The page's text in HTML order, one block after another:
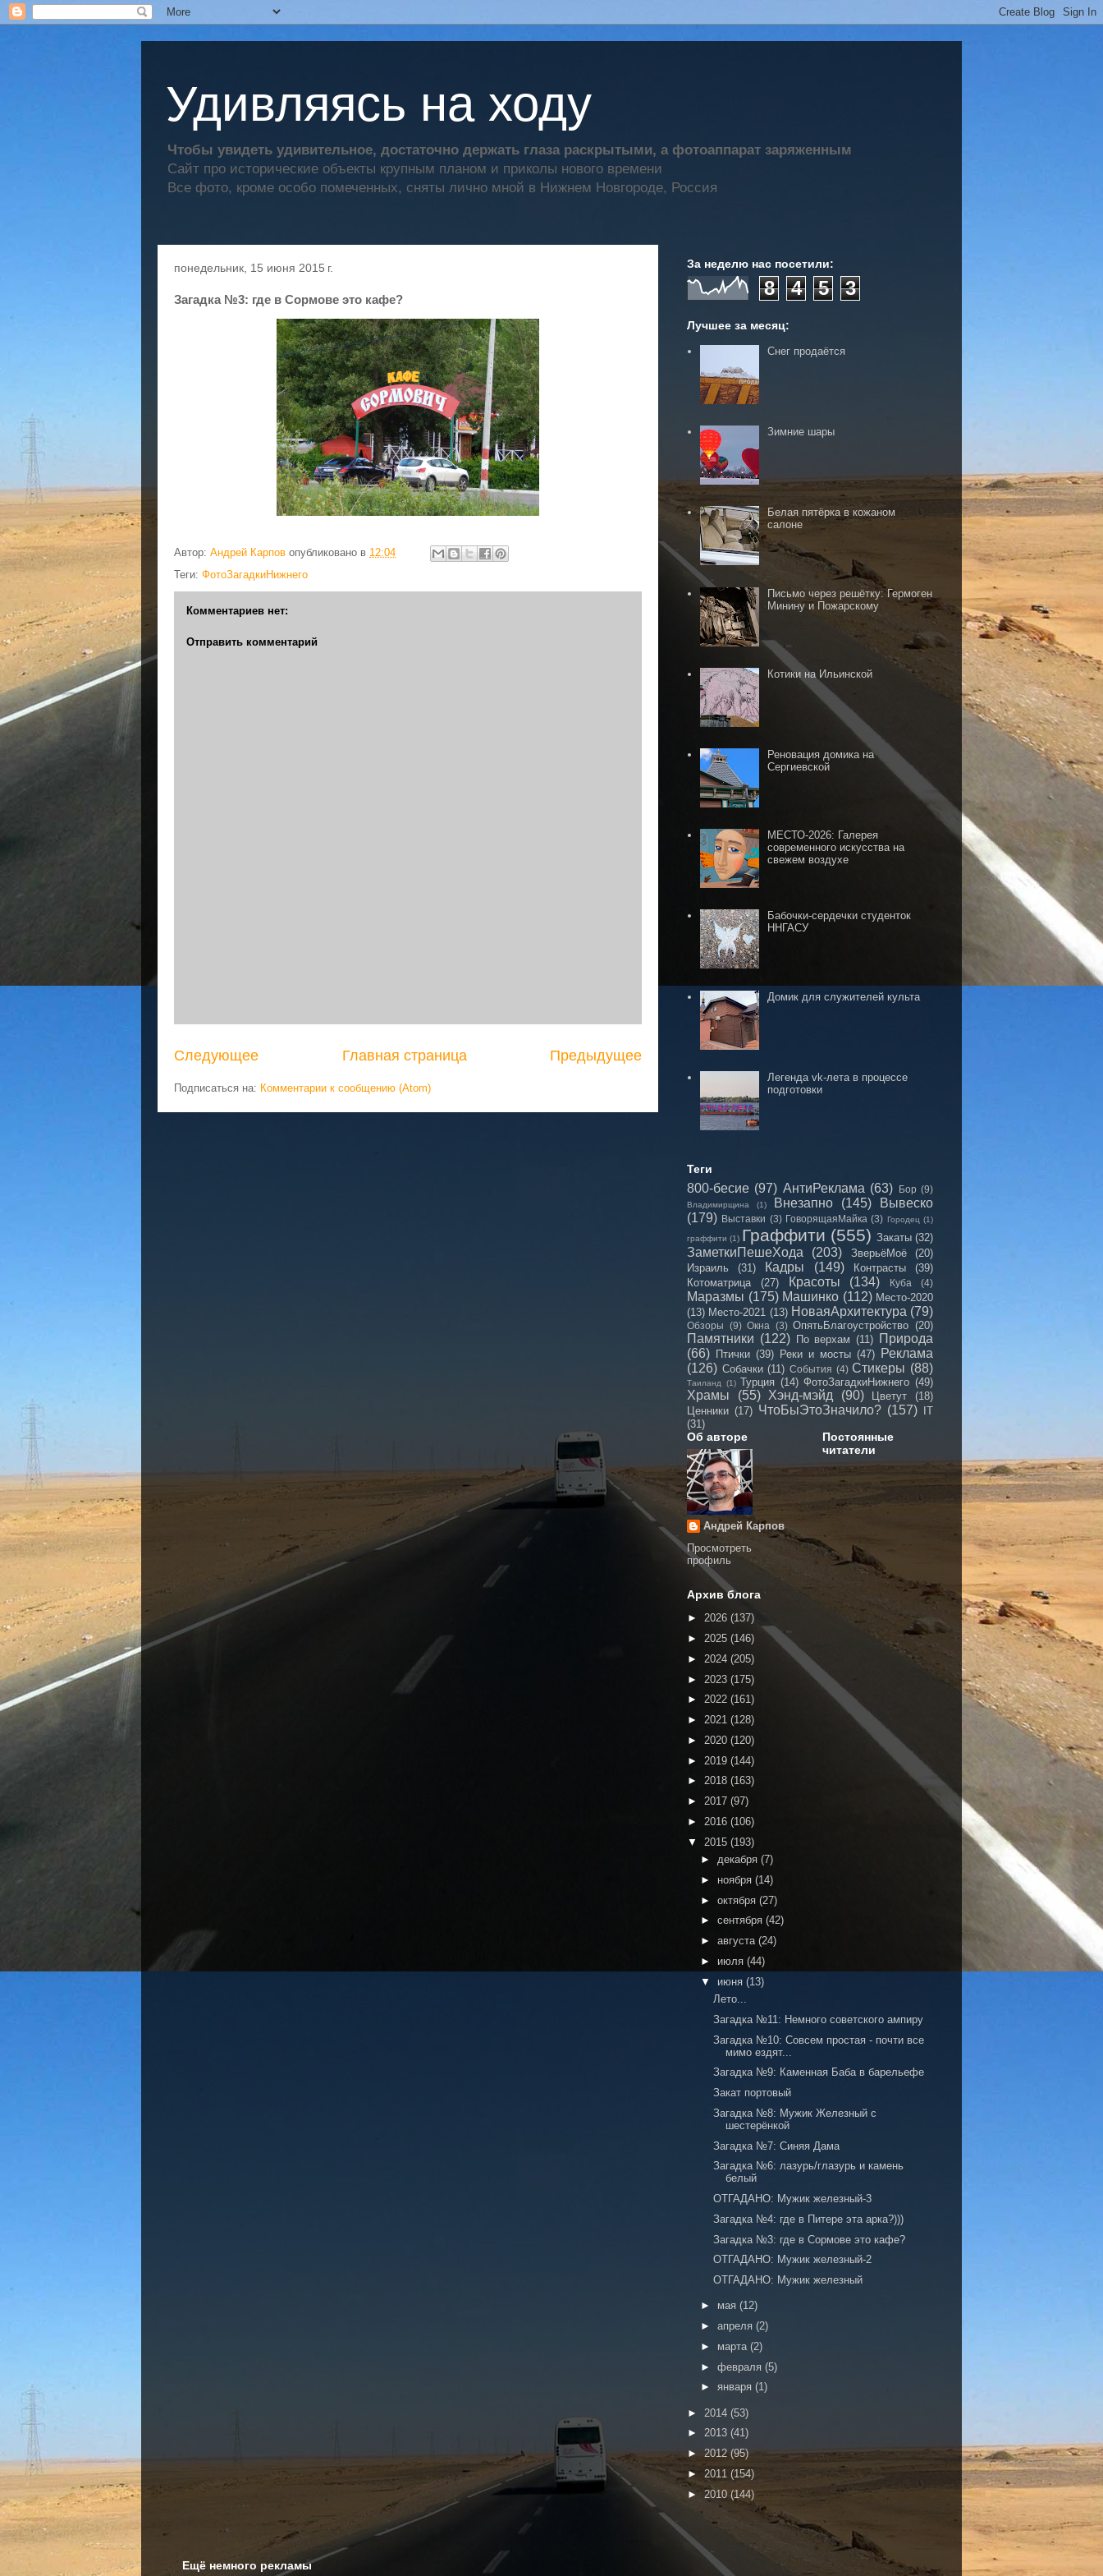
Удивляясь на ходу
Чтобы увидеть удивительное, достаточно держать глаза раскрытыми, а фотоаппарат заряженным
Сайт про исторические объекты крупным планом и приколы нового времени
Все фото, кроме особо помеченных, сняты лично мной в Нижнем Новгороде, Россия
понедельник, 15 июня 2015 г.
Загадка №3: где в Сормове это кафе?
Автор: Андрей Карпов опубликовано в 12:04
Теги: ФотоЗагадкиНижнего
Комментариев нет:
Отправить комментарий
Следующее Предыдущее
Главная страница
Подписаться на: Комментарии к сообщению (Atom)
За неделю нас посетили:
8 4 5 3
Лучшее за месяц:
Снег продаётся
Зимние шары
Белая пятёрка в кожаном
салоне
Письмо через решётку: Гермоген
Минину и Пожарскому
Котики на Ильинской
Реновация домика на
Сергиевской
МЕСТО-2026: Галерея
современного искусства на
свежем воздухе
Бабочки-сердечки студенток
ННГАСУ
Домик для служителей культа
Легенда vk-лета в процессе
подготовки
Теги
800-бесие (97) АнтиРеклама (63) Бор (9)
Владимирщина (1) Внезапно (145)
Вывеско
(179) Выставки (3) ГоворящаяМайка (3) Городец (1)
граффити (1) Граффити (555) Закаты (32)
ЗаметкиПешеХода (203) ЗверьёМоё
(20)
Израиль
(31) Кадры (149) Контрасты
(39)
Котоматрица
(27) Красоты (134) Куба (4)
Маразмы (175) Машинко (112) Место-2020
(13) Место-2021 (13) НоваяАрхитектура (79)
Обзоры (9) Окна (3) ОпятьБлагоустройство (20)
Памятники (122) По верхам (11) Природа
(66) Птички (39) Реки и мосты (47) Реклама
(126) Собачки (11) События (4) Стикеры (88)
Таиланд (1) Турция (14) ФотоЗагадкиНижнего (49)
Храмы (55) Хэнд-мэйд (90) Цветут
(18)
Ценники (17) ЧтоБыЭтоЗначило? (157)
IT
(31)
Об авторе
Андрей Карпов
Просмотреть
профиль
Постоянные
читатели
Архив блога
► 2026 (137)
► 2025 (146)
► 2024 (205)
► 2023 (175)
► 2022 (161)
► 2021 (128)
► 2020 (120)
► 2019 (144)
► 2018 (163)
► 2017 (97)
► 2016 (106)
▼ 2015 (193)
► декабря (7)
► ноября (14)
► октября (27)
► сентября (42)
► августа (24)
► июля (44)
▼ июня (13)
Лето...
Загадка №11: Немного советского ампиру
Загадка №10: Совсем простая - почти все
мимо ездят...
Загадка №9: Каменная Баба в барельефе
Закат портовый
Загадка №8: Мужик Железный с
шестерёнкой
Загадка №7: Синяя Дама
Загадка №6: лазурь/глазурь и камень
белый
ОТГАДАНО: Мужик железный-3
Загадка №4: где в Питере эта арка?)))
Загадка №3: где в Сормове это кафе?
ОТГАДАНО: Мужик железный-2
ОТГАДАНО: Мужик железный
► мая (12)
► апреля (2)
► марта (2)
► февраля (5)
► января (1)
► 2014 (53)
► 2013 (41)
►2012(95)
► 2011 (154)
► 2010(144)
Ещё немного рекламы